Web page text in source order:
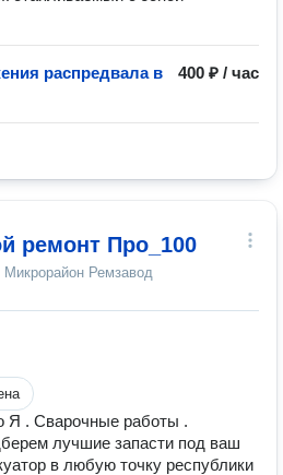
распредвала в
400 ₽ / час
ремонт Про_100
Ремзавод
Я . Сварочные работы .
лучшие запасти под ваш
в любую точку республики